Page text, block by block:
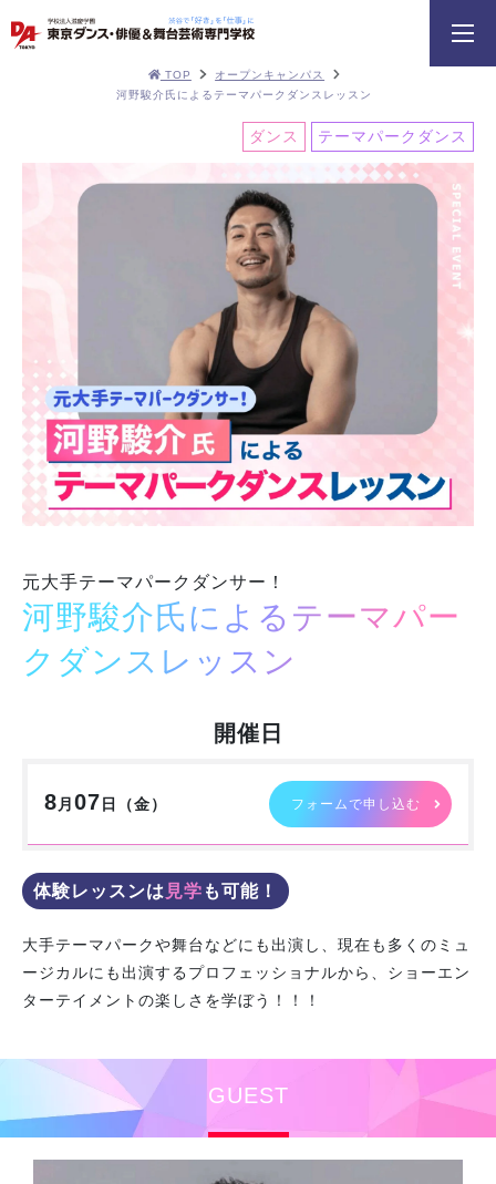
TOP
オープンキャンパス
河野駿介氏によるテーマパークダンスレッスン
ダンス テーマパークダンス
元大手テーマパークダンサー！
河野駿介氏によるテーマパー
クダンスレッスン
開催日
8 月 07 日（金） フォームで申し込む
体験レッスンは 見学 も可能！
大手テーマパークや舞台などにも出演し、現在も多くのミュ
ージカルにも出演するプロフェッショナルから、ショーエン
ターテイメントの楽しさを学ぼう！！！
GUEST
DA TOKYOのオープンキャンパスに
参加してみよう！
イベント一覧を見る
学校紹介
学科・専攻
教育システム
入学案内